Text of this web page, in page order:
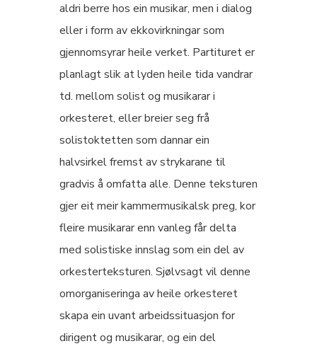
aldri berre hos ein musikar, men i dialog
eller i form av ekkovirkningar som
gjennomsyrar heile verket. Partituret er
planlagt slik at lyden heile tida vandrar
td. mellom solist og musikarar i
orkesteret, eller breier seg frå
solistoktetten som dannar ein
halvsirkel fremst av strykarane til
gradvis å omfatta alle. Denne teksturen
gjer eit meir kammermusikalsk preg, kor
fleire musikarar enn vanleg får delta
med solistiske innslag som ein del av
orkesterteksturen. Sjølvsagt vil denne
omorganiseringa av heile orkesteret
skapa ein uvant arbeidssituasjon for
dirigent og musikarar, og ein del